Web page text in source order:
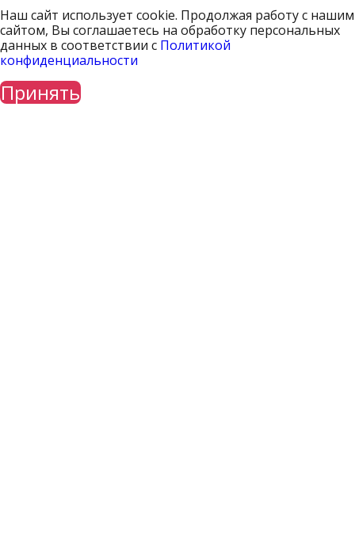
Наш сайт использует cookie. Продолжая работу с нашим
сайтом, Вы соглашаетесь на обработку персональных
данных в соответствии с Политикой
конфиденциальности
Принять